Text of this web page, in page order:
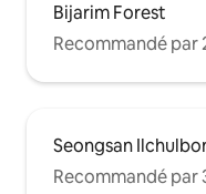
Bijarim Forest
Recommandé par
Seongsan
Recommandé par